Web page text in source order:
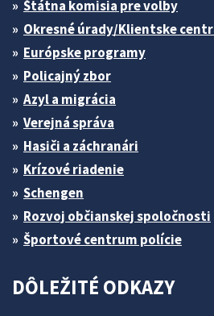
Štátna komisia pre volby
Okresné úrady/Klientske
Európske programy
Policajný zbor
Azyl a migrácia
Verejná správa
Hasiči a záchranári
Krízové riadenie
Schengen
Rozvoj občianskej spoločnosti
Športové centrum polície
DÔLEŽITÉ ODKAZY